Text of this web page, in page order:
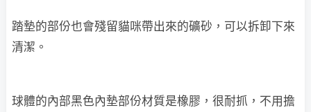
踏墊的部份也會殘留貓咪帶出來的礦砂，可以拆卸下來
清潔。
球體的內部黑色內墊部份材質是橡膠，很耐抓，不用擔